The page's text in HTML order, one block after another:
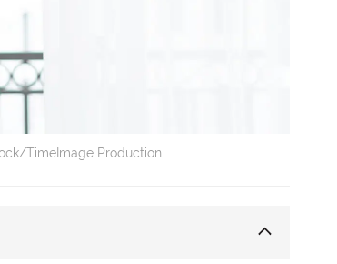
TimeImage Production